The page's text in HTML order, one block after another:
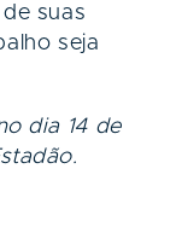
suas
seja
dia 14 de